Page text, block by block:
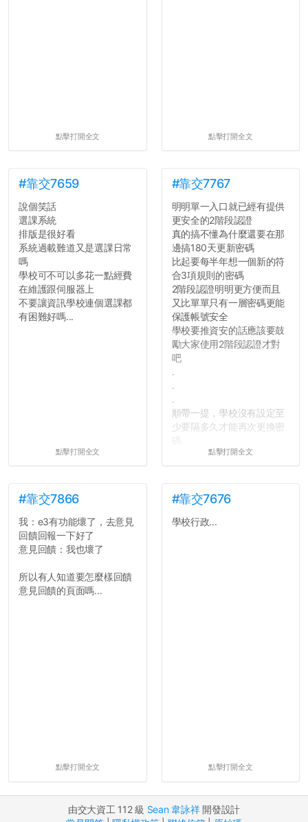
點擊打開全文 點擊打開全文
#靠交7659
說個笑話
選課系統
排版是很好看
系統過載難道又是選課日常
嗎
學校可不可以多花一點經費
在維護跟伺服器上
不要讓資訊學校連個選課都
有困難好嗎...
點擊打開全文
#靠交7767
明明單一入口就已經有提供
更安全的2階段認證
真的搞不懂為什麼還要在那
邊搞180天更新密碼
比起要每半年想一個新的符
合3項規則的密碼
2階段認證明明更方便而且
又比單單只有一層密碼更能
保護帳號安全
學校要推資安的話應該要鼓
勵大家使用2階段認證才對
吧
.
.
.
順帶一提，學校沒有設定至
少要隔多久才能再次更換密
所以只要重新設定4次密碼
真是安全呢...
點擊打開全文
#靠交7866
我：e3有功能壞了，去意見
回饋回報一下好了
意見回饋：我也壞了
所以有人知道要怎麼樣回饋
意見回饋的頁面嗎...
點擊打開全文
#靠交7676
學校行政...
點擊打開全文
由交大資工 112 級 Sean 韋詠祥開發設計